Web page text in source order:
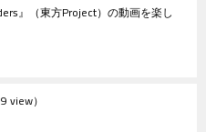
』（東方Project）の動画を楽し
9 view）